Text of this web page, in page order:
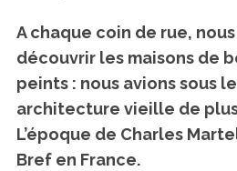
A chaque coin de rue,
découvrir les maisons de
peints : nous avions sous
architecture vieille de plus
L’époque de Charles
Bref en France.